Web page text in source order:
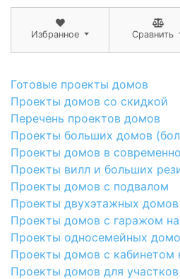
Избранное Сравнить
Готовые проекты домов
Проекты домов со скидкой
Перечень проектов домов
Проекты больших домов
Проекты домов в
Проекты вилл и больших
Проекты домов с подвалом
Проекты двухэтажных домов
Проекты домов с гаражом
Проекты односемейных
Проекты домов с кабинетом
Проекты домов для